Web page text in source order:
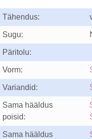
Tähendus:
Sugu:
Päritolu:
Vorm:
Variandid:
Sama hääldus
poisid:
Sama hääldus